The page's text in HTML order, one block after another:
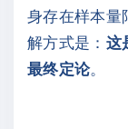
身存在样本量
解方式是： 这
最终定论。